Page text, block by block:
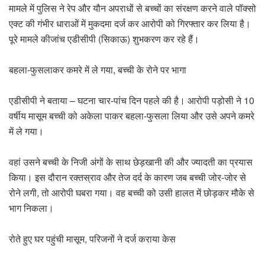
मामले में पुलिस ने रेप और यौन अपराधों से बच्चों का संरक्षण करने वाले पॉक्सो
एक्ट की गंभीर धाराओं में मुकदमा दर्ज कर आरोपी को गिरफ्तार कर लिया है।
पूरे मामले कीजांच एडीसीपी (सिकाऊ) शुभकरण कर रहे हैं।
बहला-फुसलाकर कमरे में ले गया, बच्ची के रोने पर भागा
एडीसीपी ने बताया – घटना चार-पांच दिन पहले की है। आरोपी पड़ोसी ने 10
वर्षीय मासूम बच्ची को अकेला पाकर बहला-फुसला लिया और उसे अपने कमरे
में ले गया।
वहां उसने बच्ची के निजी अंगों के साथ छेड़खानी की और ज्यादती का प्रयास
किया। इस दौरान रक्तस्राव और तेज दर्द के कारण जब बच्ची जोर-जोर से
रोने लगी, तो आरोपी घबरा गया। वह बच्ची को उसी हालत में छोड़कर मौके से
भाग निकला।
रोते हुए घर पहुंची मासूम, परिजनों ने दर्ज कराया केस